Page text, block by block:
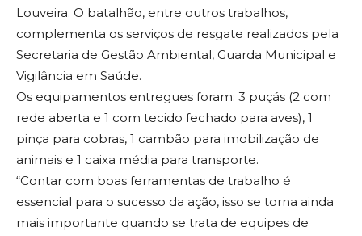
Louveira. O batalhão, entre outros trabalhos,
complementa os serviços de resgate realizados pela
Secretaria de Gestão Ambiental, Guarda Municipal e
Vigilância em Saúde.
Os equipamentos entregues foram: 3 puçás (2 com
rede aberta e 1 com tecido fechado para aves), 1
pinça para cobras, 1 cambão para imobilização de
animais e 1 caixa média para transporte.
“Contar com boas ferramentas de trabalho é
essencial para o sucesso da ação, isso se torna ainda
mais importante quando se trata de equipes de